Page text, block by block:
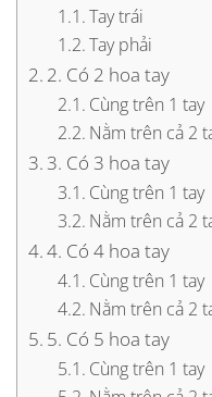
Tay trái
Tay phải
2. Có 2 hoa tay
Cùng trên 1 tay
Nằm trên cả 2
3. Có 3 hoa tay
Cùng trên 1 tay
Nằm trên cả 2
4. Có 4 hoa tay
Cùng trên 1 tay
Nằm trên cả 2
5. Có 5 hoa tay
Cùng trên 1 tay